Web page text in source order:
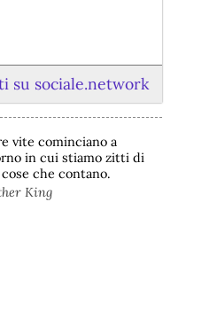
6/8/2026 21:45
borsa/notizie
su un piano B per
la chiusura dell’area a
su sociale.network
vite cominciano a
in cui stiamo zitti di
che contano.
King